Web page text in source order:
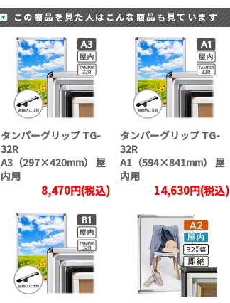
この商品を見た人はこんな商品も見ています
タンパーグリップ TG-
32R
A3（297×420mm） 屋
内用
8,470円(税込)
タンパーグリップ TG-
32R
A1（594×841mm） 屋
内用
14,630円(税込)